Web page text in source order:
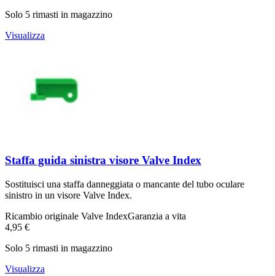
Solo 5 rimasti in magazzino
Visualizza
Staffa guida sinistra visore Valve Index
Sostituisci una staffa danneggiata o mancante del tubo oculare
sinistro in un visore Valve Index.
Ricambio originale Valve IndexGaranzia a vita
4,95 €
Solo 5 rimasti in magazzino
Visualizza